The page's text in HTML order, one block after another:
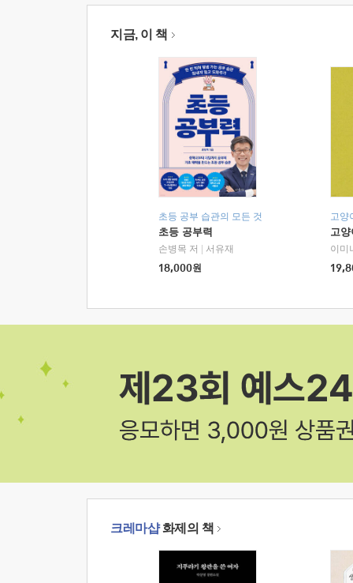
지금, 이 책
초등 공부 습관의 모든 것
초등 공부력
손병목 저
서유재
18,000원
고양
고
이미
크레마샵화제의 책